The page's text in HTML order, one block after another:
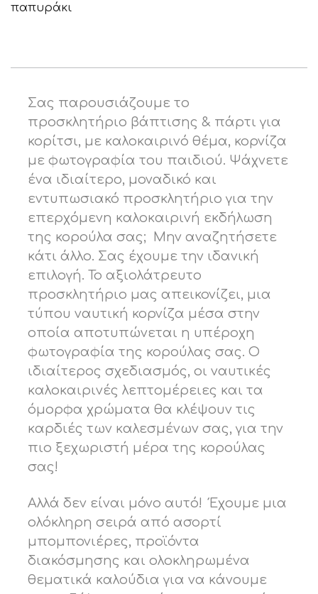
παπυράκι
Σας παρουσιάζουμε το
προσκλητήριο βάπτισης & πάρτι για
κορίτσι, με καλοκαιρινό θέμα, κορνίζα
με φωτογραφία του παιδιού. Ψάχνετε
ένα ιδιαίτερο, μοναδικό και
εντυπωσιακό προσκλητήριο για την
επερχόμενη καλοκαιρινή εκδήλωση
της κορούλα σας; Μην αναζητήσετε
κάτι άλλο. Σας έχουμε την ιδανική
επιλογή. Το αξιολάτρευτο
προσκλητήριο μας απεικονίζει, μια
τύπου ναυτική κορνίζα μέσα στην
οποία αποτυπώνεται η υπέροχη
φωτογραφία της κορούλας σας. Ο
ιδιαίτερος σχεδιασμός, οι ναυτικές
καλοκαιρινές λεπτομέρειες και τα
όμορφα χρώματα θα κλέψουν τις
καρδιές των καλεσμένων σας, για την
πιο ξεχωριστή μέρα της κορούλας
σας!
Αλλά δεν είναι μόνο αυτό! Έχουμε μια
ολόκληρη σειρά από ασορτί
μπομπονιέρες, προϊόντα
διακόσμησης και ολοκληρωμένα
θεματικά καλούδια για να κάνουμε